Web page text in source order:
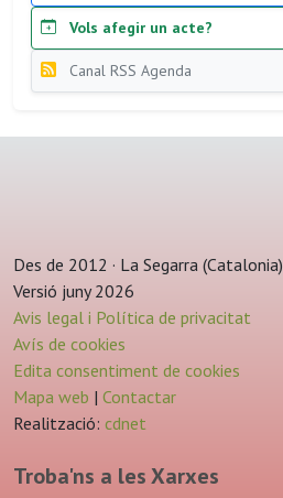
Vols afegir un acte?
Canal RSS Agenda
Des de 2012 · La Segarra (Catalonia)
Versió juny 2026
Avis legal i Política de privacitat
Avís de cookies
Edita consentiment de cookies
Mapa web | Contactar
Realització: cdnet
Troba'ns a les Xarxes